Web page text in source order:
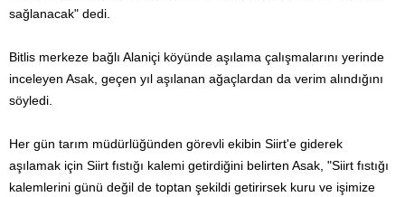
sağlanacak" dedi.
Bitlis merkeze bağlı Alaniçi köyünde aşılama çalışmalarını yerinde
inceleyen Asak, geçen yıl aşılanan ağaçlardan da verim alındığını
söyledi.
Her gün tarım müdürlüğünden görevli ekibin Siirt'e giderek
aşılamak için Siirt fıstığı kalemi getirdiğini belirten Asak, "Siirt fıstığı
kalemlerini günü değil de toptan şekildi getirirsek kuru ve işimize